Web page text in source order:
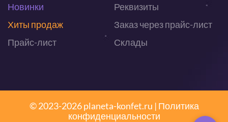
Новинки
Хиты продаж
Прайс-лист
Реквизиты
Заказ через прайс-лист
Склады
© 2023-2026 planeta-konfet.ru | Политика
конфиденциальности